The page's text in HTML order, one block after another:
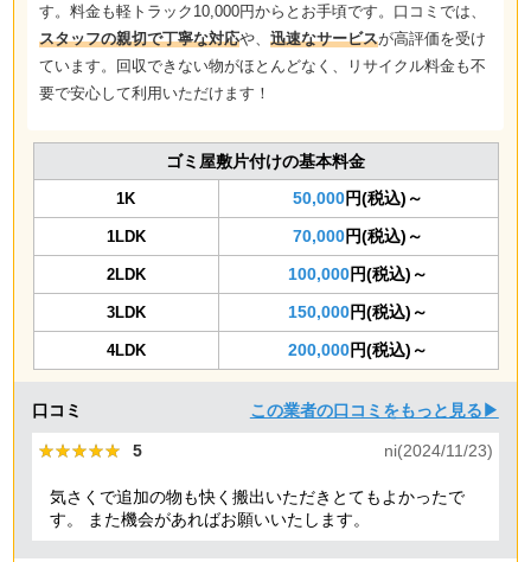
す。料金も軽トラック10,000円からとお手頃です。口コミでは、
スタッフの親切で丁寧な対応や、 迅速なサービスが高評価を受け
ています。回収できない物がほとんどなく、リサイクル料金も不
要で安心して利用いただけます！
ゴミ屋敷片付けの基本料金
1K 50,000円(税込)～
1LDK 70,000円(税込)～
2LDK 100,000円(税込)～
3LDK 150,000円(税込)～
4LDK 200,000円(税込)～
口コミ この業者の口コミをもっと見る▶
★★★★★
★★★★★ 5 ni(2024/11/23)
気さくで追加の物も快く搬出いただきとてもよかったで
す。 また機会があればお願いいたします。